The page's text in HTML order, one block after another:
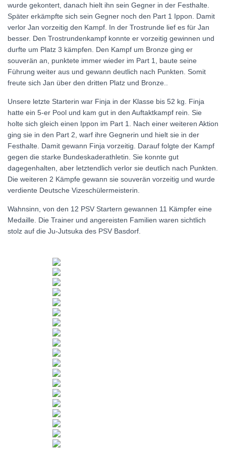
wurde gekontert, danach hielt ihn sein Gegner in der Festhalte.
Später erkämpfte sich sein Gegner noch den Part 1 Ippon. Damit
verlor Jan vorzeitig den Kampf. In der Trostrunde lief es für Jan
besser. Den Trostrundenkampf konnte er vorzeitig gewinnen und
durfte um Platz 3 kämpfen. Den Kampf um Bronze ging er
souverän an, punktete immer wieder im Part 1, baute seine
Führung weiter aus und gewann deutlich nach Punkten. Somit
freute sich Jan über den dritten Platz und Bronze..
Unsere letzte Starterin war Finja in der Klasse bis 52 kg. Finja
hatte ein 5-er Pool und kam gut in den Auftaktkampf rein. Sie
holte sich gleich einen Ippon im Part 1. Nach einer weiteren Aktion
ging sie in den Part 2, warf ihre Gegnerin und hielt sie in der
Festhalte. Damit gewann Finja vorzeitig. Darauf folgte der Kampf
gegen die starke Bundeskaderathletin. Sie konnte gut
dagegenhalten, aber letztendlich verlor sie deutlich nach Punkten.
Die weiteren 2 Kämpfe gewann sie souverän vorzeitig und wurde
verdiente Deutsche Vizeschülermeisterin.
Wahnsinn, von den 12 PSV Startern gewannen 11 Kämpfer eine
Medaille. Die Trainer und angereisten Familien waren sichtlich
stolz auf die Ju-Jutsuka des PSV Basdorf.